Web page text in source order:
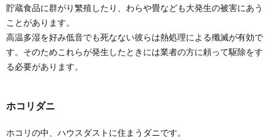
貯蔵食品に群がり繁殖したり、わらや畳なども大発生の被害にあう
ことがあります。
高温多湿を好み低音でも死なない彼らは熱処理による殲滅が有効で
す。そのためこれらが発生したときには業者の方に頼って駆除をす
る必要があります。
ホコリダニ
ホコリの中、ハウスダストに住まうダニです。